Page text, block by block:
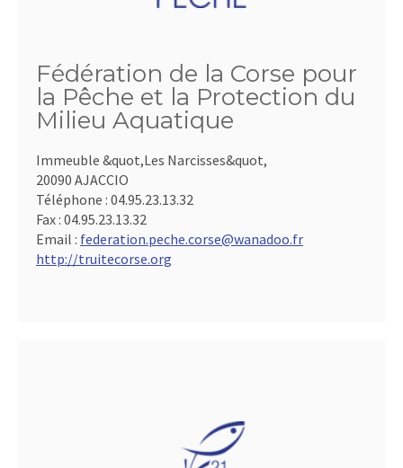
Fédération de la Corse pour
la Pêche et la Protection du
Milieu Aquatique
Immeuble &quot,Les Narcisses&quot,
20090 AJACCIO
Téléphone : 04.95.23.13.32
Fax : 04.95.23.13.32
Email : federation.peche.corse@wanadoo.fr
http://truitecorse.org